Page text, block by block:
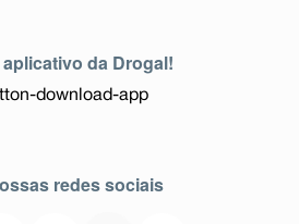
da Drogal!
redes sociais